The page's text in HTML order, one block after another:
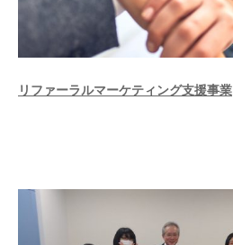
リファーラルマーケティング支援事業